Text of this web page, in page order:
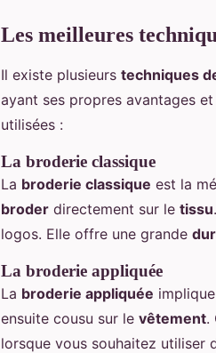
Les meilleures
Il existe plusieurs techniques
ayant ses propres avantages
utilisées :
La broderie classique
La broderie classique est la
broder directement sur le tissu
logos. Elle offre une grande
La broderie appliquée
La broderie appliquée
ensuite cousu sur le vêtement.
lorsque vous souhaitez utiliser